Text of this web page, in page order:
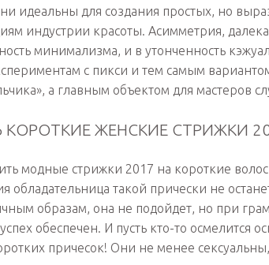
идеальны для создания простых, но
индустрии красоты. Асимметрия,
минимализма, и в утонченность
с пикси и тем самым
а главным объектом для мастеров
КОРОТКИЕ ЖЕНСКИЕ СТРИЖКИ
модные стрижки 2017 на короткие
обладательница такой прически не
образам, она не подойдет, но при
обеспечен. И пусть кто-то осмелится
причесок! Они не менее